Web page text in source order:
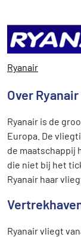
Ryanair
Over Ryanair
Ryanair is de
Europa. De
de maatschappij
die niet bij het
Ryanair haar
Ryanair vliegt